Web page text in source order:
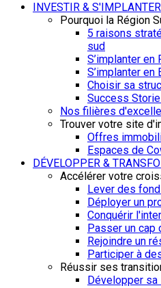
INVESTIR & S'IMPLANTER
Pourquoi la Région
5 raisons
sud
S’implanter en
S’implanter en
Choisir sa
Success
Nos filières
Trouver votre site
Offres
Espaces de
DÉVELOPPER &
Accélérer votre
Lever des
Déployer un
Conquérir
Passer un cap
Rejoindre un
Participer à
Réussir ses
Développer sa